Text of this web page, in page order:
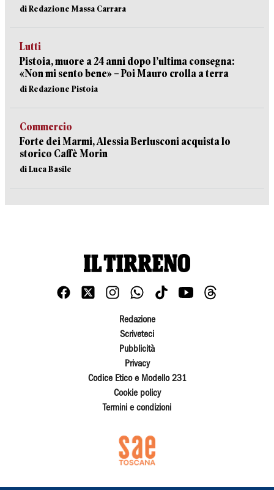
di Redazione Massa Carrara
Lutti
Pistoia, muore a 24 anni dopo l’ultima consegna:
«Non mi sento bene» – Poi Mauro crolla a terra
di Redazione Pistoia
Commercio
Forte dei Marmi, Alessia Berlusconi acquista lo
storico Caffè Morin
di Luca Basile
Redazione
Scriveteci
Pubblicità
Privacy
Codice Etico e Modello 231
Cookie policy
Termini e condizioni